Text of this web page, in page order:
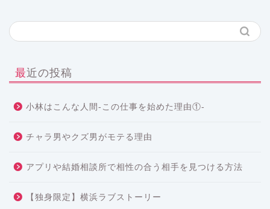
最近の投稿
小林はこんな人間-この仕事を始めた理由①-
チャラ男やクズ男がモテる理由
アプリや結婚相談所で相性の合う相手を見つける方法
【独身限定】横浜ラブストーリー